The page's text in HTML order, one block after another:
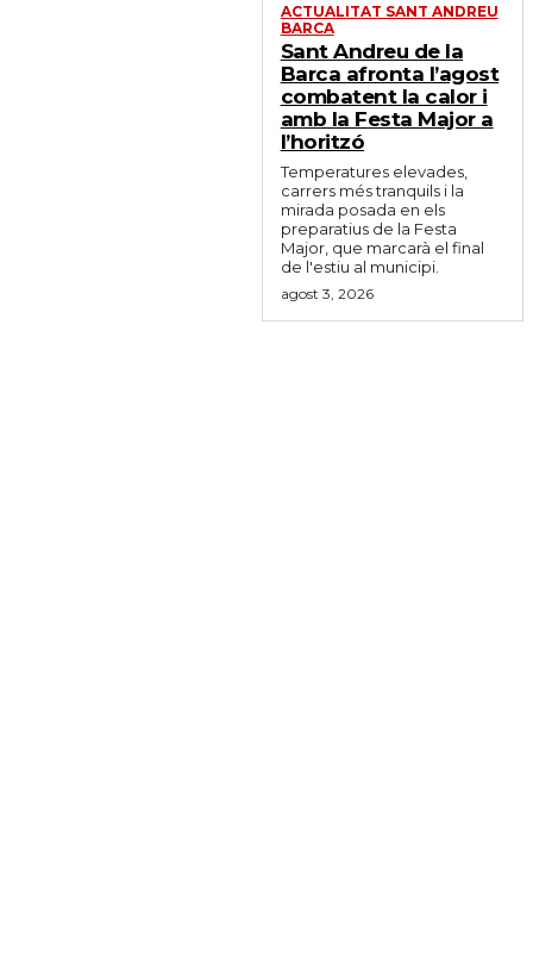
ACTUALITAT SANT ANDREU
BARCA
Sant Andreu de la
Barca afronta l’agost
combatent la calor i
amb la Festa Major a
l’horitzó
Temperatures elevades,
carrers més tranquils i la
mirada posada en els
preparatius de la Festa
Major, que marcarà el final
de l'estiu al municipi.
agost 3, 2026